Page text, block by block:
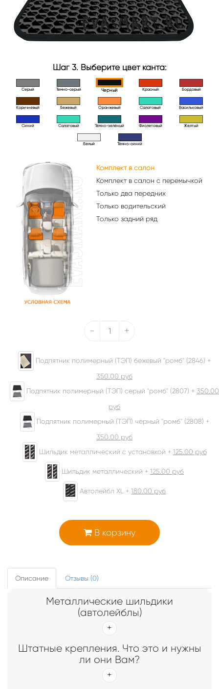
Шаг 3. Выберите цвет канта:
Серый Темно-серый Черный Красный Бордовый
Коричневый Бежевый Оранжевый Салатовый Васильковый
Синий Салатовый Тёмно-зелёный Фиолетовый Желтый
Белый Тёмно-синий
Комплект в салон
Комплект в салон с перемычкой
Только два передних
Только водительский
Только задний ряд
- +
Подпятник полимерный (ТЭП) бежевый "ромб" (2846) +
350.00 руб
Подпятник полимерный (ТЭП) серый "ромб" (2807) + 350.00
руб
Подпятник полимерный (ТЭП) чёрный "ромб" (2808) +
350.00 руб
Шильдик металлический с установкой + 125.00 руб
Шильдик металлический + 125.00 руб
Автолейбл XL + 180.00 руб
В корзину
Описание Отзывы (0)
Металлические шильдики
(автолейблы)
Штатные крепления. Что это и нужны
ли они Вам?